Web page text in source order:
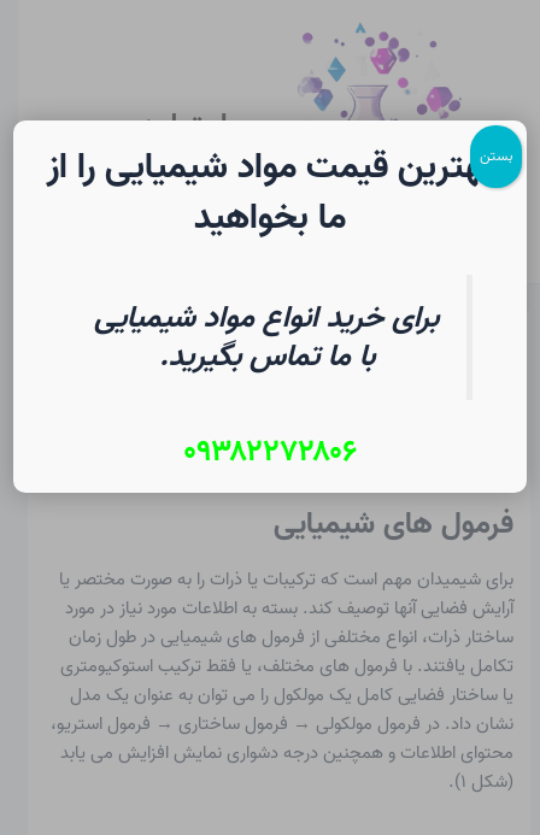
سایت لرن
شیمی
فرمول های مولکولی و ساختاری در
Christopher J. Ziegler
فرمول های شیمیایی
برای شیمیدان مهم است که ترکیبات یا ذرات را به صورت مختصر یا
آرایش فضایی آنها توصیف کند. بسته به اطلاعات مورد نیاز در مورد
ساختار ذرات، انواع مختلفی از فرمول های شیمیایی در طول زمان
تکامل یافتند. با فرمول های مختلف، یا فقط ترکیب استوکیومتری
یا ساختار فضایی کامل یک مولکول را می توان به عنوان یک مدل
نشان داد. در فرمول مولکولی → فرمول ساختاری → فرمول استریو،
محتوای اطلاعات و همچنین درجه دشواری نمایش افزایش می یابد
(شکل ۱).
بهترین قیمت مواد شیمیایی را از
ما بخواهید
برای خرید انواع مواد شیمیایی
با ما تماس بگیرید.
۰۹۳۸۲۲۷۲۸۰۶
بستن